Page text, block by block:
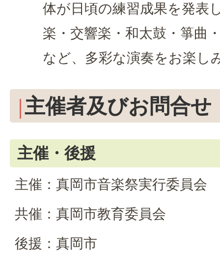
体が日頃の練習成果を発表
楽・交響楽・和太鼓・箏曲
など、多彩な演奏をお楽し
主催者及びお問合せ
主催・後援
主催：真岡市音楽祭実行委員会
共催：真岡市教育委員会
後援：真岡市